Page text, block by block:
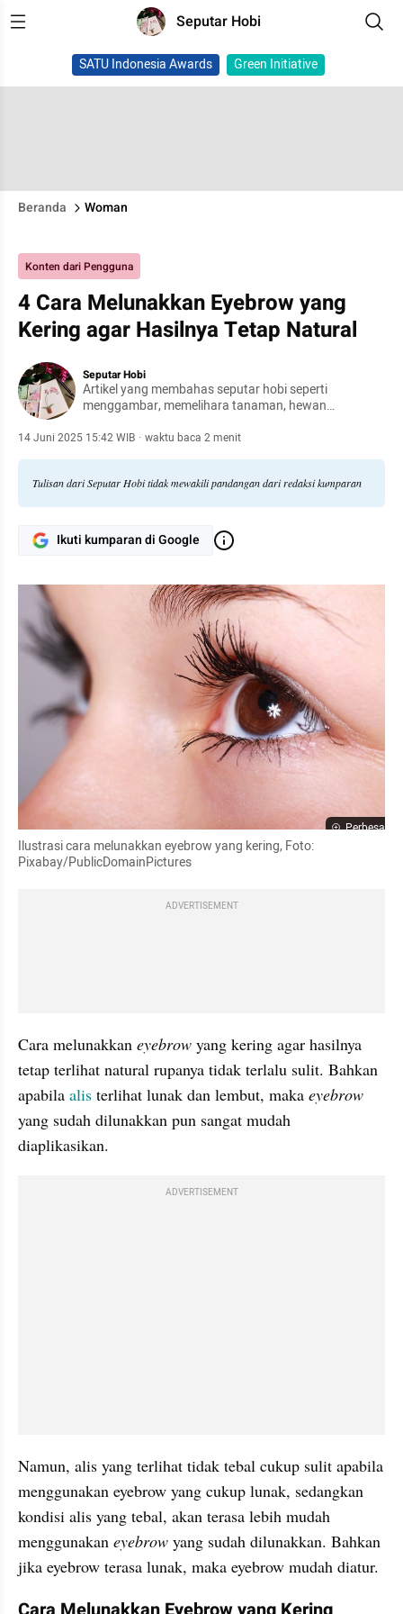
Seputar Hobi
SATU Indonesia Awards Green Initiative
Beranda Woman
Konten dari Pengguna
4 Cara Melunakkan Eyebrow yang
Kering agar Hasilnya Tetap Natural
Seputar Hobi
Artikel yang membahas seputar hobi seperti
menggambar, memelihara tanaman, hewan
14 Juni 2025 15:42 WIB · waktu baca 2 menit
Tulisan dari Seputar Hobi tidak mewakili pandangan dari redaksi kumparan
Ikuti kumparan di Google
Perbesar
Ilustrasi cara melunakkan eyebrow yang kering, Foto:
Pixabay/PublicDomainPictures
ADVERTISEMENT
Cara melunakkan eyebrow yang kering agar hasilnya
tetap terlihat natural rupanya tidak terlalu sulit. Bahkan
apabila alis terlihat lunak dan lembut, maka
yang sudah dilunakkan pun sangat mudah
diaplikasikan.
ADVERTISEMENT
Namun, alis yang terlihat tidak tebal cukup sulit apabila
menggunakan eyebrow yang cukup lunak, sedangkan
kondisi alis yang tebal, akan terasa lebih mudah
menggunakan eyebrow yang sudah dilunakkan. Bahkan
jika eyebrow terasa lunak, maka eyebrow mudah diatur.